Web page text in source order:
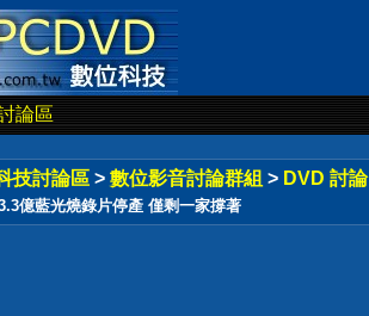
論區
技討論區 > 數位影音討論群組 > DVD 討
億藍光燒錄片停產 僅剩一家撐著